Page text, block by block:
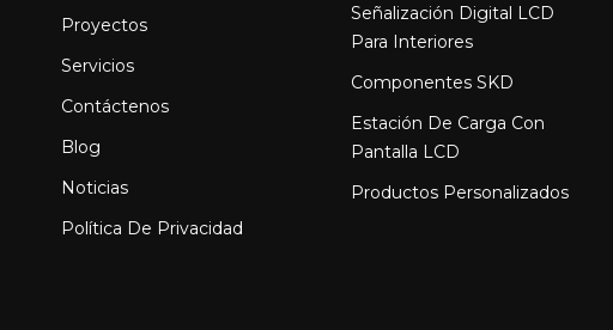
Proyectos
Servicios
Contáctenos
Blog
Noticias
Política De Privacidad
Señalización Digital LCD
Para Interiores
Componentes SKD
Estación De Carga Con
Pantalla LCD
Productos Personalizados